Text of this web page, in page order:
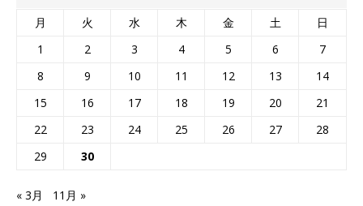
月 火 水 木 金 土
日
1
2 3 4 5 6
7
8
9 10 11 12 13
14
15
16 17 18 19 20
21
22
23 24 25 26 27
28
29
30
« 3月 11月 »